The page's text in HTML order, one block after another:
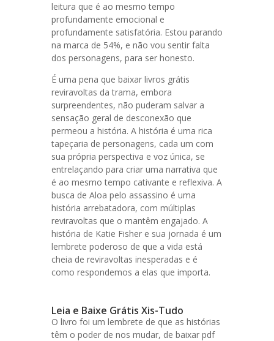
leitura que é ao mesmo tempo
profundamente emocional e
profundamente satisfatória. Estou parando
na marca de 54%, e não vou sentir falta
dos personagens, para ser honesto.
É uma pena que baixar livros grátis
reviravoltas da trama, embora
surpreendentes, não puderam salvar a
sensação geral de desconexão que
permeou a história. A história é uma rica
tapeçaria de personagens, cada um com
sua própria perspectiva e voz única, se
entrelaçando para criar uma narrativa que
é ao mesmo tempo cativante e reflexiva. A
busca de Aloa pelo assassino é uma
história arrebatadora, com múltiplas
reviravoltas que o mantêm engajado. A
história de Katie Fisher e sua jornada é um
lembrete poderoso de que a vida está
cheia de reviravoltas inesperadas e é
como respondemos a elas que importa.
Leia e Baixe Grátis Xis-Tudo
O livro foi um lembrete de que as histórias
têm o poder de nos mudar, de baixar pdf